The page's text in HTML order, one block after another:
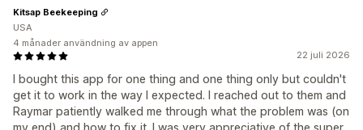
22 juli 2026
I bought this app for one thing and one thing only but couldn't
get it to work in the way I expected. I reached out to them and
Raymar patiently walked me through what the problem was (on
Kitsap Beekeeping
USA
4 månader användning av appen